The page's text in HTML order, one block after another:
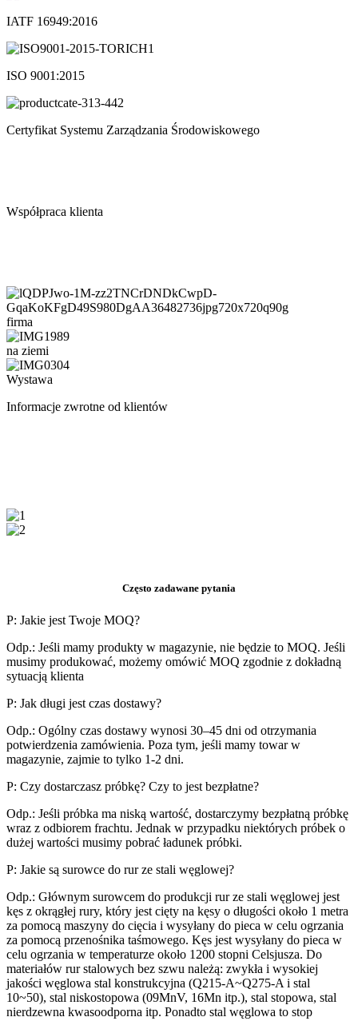
IATF 16949:2016
ISO 9001:2015
Certyfikat Systemu Zarządzania Środowiskowego
Współpraca klienta
firma
na ziemi
Wystawa
Informacje zwrotne od klientów
Często zadawane pytania
P: Jakie jest Twoje MOQ?
Odp.: Jeśli mamy produkty w magazynie, nie będzie to MOQ. Jeśli
musimy produkować, możemy omówić MOQ zgodnie z dokładną
sytuacją klienta
P: Jak długi jest czas dostawy?
Odp.: Ogólny czas dostawy wynosi 30–45 dni od otrzymania
potwierdzenia zamówienia. Poza tym, jeśli mamy towar w
magazynie, zajmie to tylko 1-2 dni.
P: Czy dostarczasz próbkę? Czy to jest bezpłatne?
Odp.: Jeśli próbka ma niską wartość, dostarczymy bezpłatną próbkę
wraz z odbiorem frachtu. Jednak w przypadku niektórych próbek o
dużej wartości musimy pobrać ładunek próbki.
P: Jakie są surowce do rur ze stali węglowej?
Odp.: Głównym surowcem do produkcji rur ze stali węglowej jest
kęs z okrągłej rury, który jest cięty na kęsy o długości około 1 metra
za pomocą maszyny do cięcia i wysyłany do pieca w celu ogrzania
za pomocą przenośnika taśmowego. Kęs jest wysyłany do pieca w
celu ogrzania w temperaturze około 1200 stopni Celsjusza. Do
materiałów rur stalowych bez szwu należą: zwykła i wysokiej
jakości węglowa stal konstrukcyjna (Q215-A~Q275-A i stal
10~50), stal niskostopowa (09MnV, 16Mn itp.), stal stopowa, stal
nierdzewna kwasoodporna itp. Ponadto stal węglowa to stop